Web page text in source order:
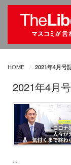
HOME 2021年4月号
2021年4月
...